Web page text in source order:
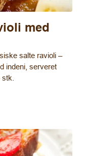
med
salte ravioli –
indeni, serveret